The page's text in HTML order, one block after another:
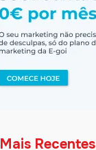
Mais Recentes